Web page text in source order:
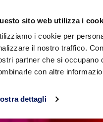
sito web utilizza i
i cookie per
il nostro traffico.
partner che si occupano
con altre
dettagli
PRODOTTI